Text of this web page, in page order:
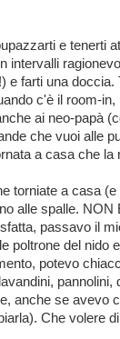
e tenerti
intervalli
e farti una
c'è il room-
ai neo-papà
che vuoi alle
a casa che la
torniate a casa
alle spalle. NON
passavo il
poltrone del nido
potevo
pannolini,
anche se avevo
Che volere